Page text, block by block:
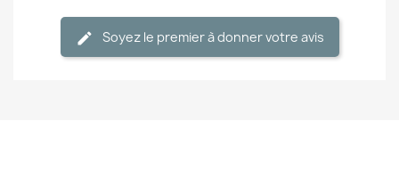
Soyez le premier à donner votre avis